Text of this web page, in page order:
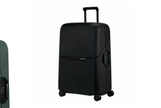
är:
2199 kr.